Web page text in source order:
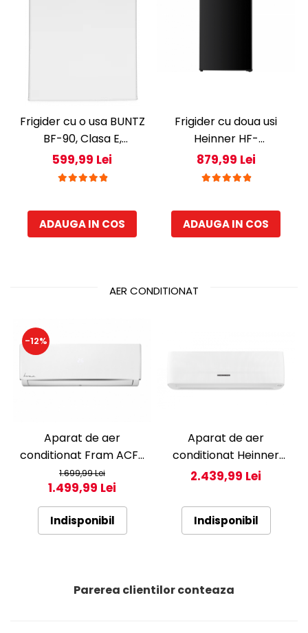
Frigider cu o usa BUNTZ
BF-90, Clasa E,
Capacitate 80L,
Iluminare interioara,
H 83 cm, Alb
599,99 Lei
ADAUGA IN COS
Frigider cu doua usi
Heinner HF-
H2206BKE++, 206 l,
Clasa E, lumina LED, 3
cm, Negru
879,99 Lei
ADAUGA IN COS
AER CONDITIONAT
-12%
Aparat de aer
conditionat Fram ACF-
HS12KITWIFI++, 12000
BTU, Wifi, Kit instalare
inclus, Functie Sleep,
Clasa A++
1.699,99 Lei
1.499,99 Lei
Indisponibil
Aparat de aer
conditionat Heinner
Pearl 12000 BTU Wi-Fi,
Smart, functie
Follow/Avoid you, HAC-
2.439,99 Lei
Indisponibil
Parerea clientilor conteaza